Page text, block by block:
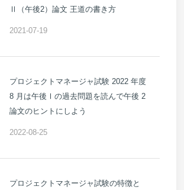
Ⅱ（午後2）論文 王道の書き方
2021-07-19
プロジェクトマネージャ試験 2022 年度
8 月は午後Ⅰの過去問題を読んで午後 2
論文のヒントにしよう
2022-08-25
プロジェクトマネージャ試験の特徴と